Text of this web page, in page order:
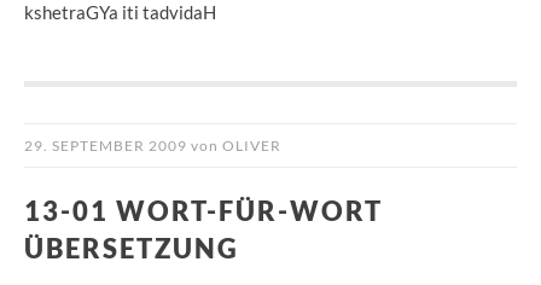
kshetraGYa iti tadvidaH
29. SEPTEMBER 2009 von OLIVER
13-01 WORT-FÜR-WORT
ÜBERSETZUNG